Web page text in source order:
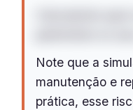
Note que a
manutenção e
prática, esse